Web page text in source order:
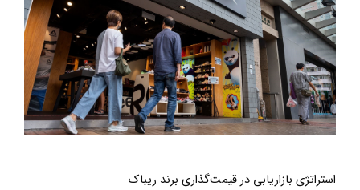
استراتژی بازاریابی در قیمت‌گذاری برند ریباک